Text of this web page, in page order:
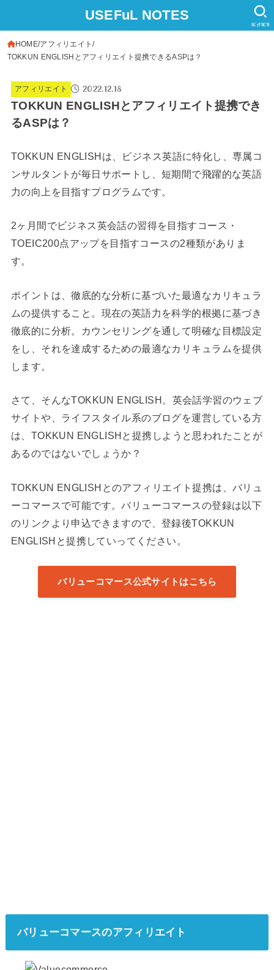
USEFuL NOTES
SEARCH
HOME アフィリエイト
TOKKUN ENGLISHとアフィリエイト提携できるASPは？
アフィリエイト 2022.12.18
TOKKUN ENGLISHとアフィリエイト提携でき
るASPは？
TOKKUN ENGLISHは、ビジネス英語に特化し、専属コ
ンサルタントが毎日サポートし、短期間で飛躍的な英語
力の向上を目指すプログラムです。
2ヶ月間でビジネス英会話の習得を目指すコース・
TOEIC200点アップを目指すコースの2種類がありま
す。
ポイントは、徹底的な分析に基づいた最適なカリキュラ
ムの提供すること。現在の英語力を科学的根拠に基づき
徹底的に分析。カウンセリングを通して明確な目標設定
をし、それを達成するための最適なカリキュラムを提供
します。
さて、そんなTOKKUN ENGLISH。英会話学習のウェブ
サイトや、ライフスタイル系のブログを運営している方
は、TOKKUN ENGLISHと提携しようと思われたことが
あるのではないでしょうか？
TOKKUN ENGLISHとのアフィリエイト提携は、バリュ
ーコマースで可能です。バリューコマースの登録は以下
のリンクより申込できますので、登録後TOKKUN
ENGLISHと提携していってください。
バリューコマース公式サイトはこちら
バリューコマースのアフィリエイト